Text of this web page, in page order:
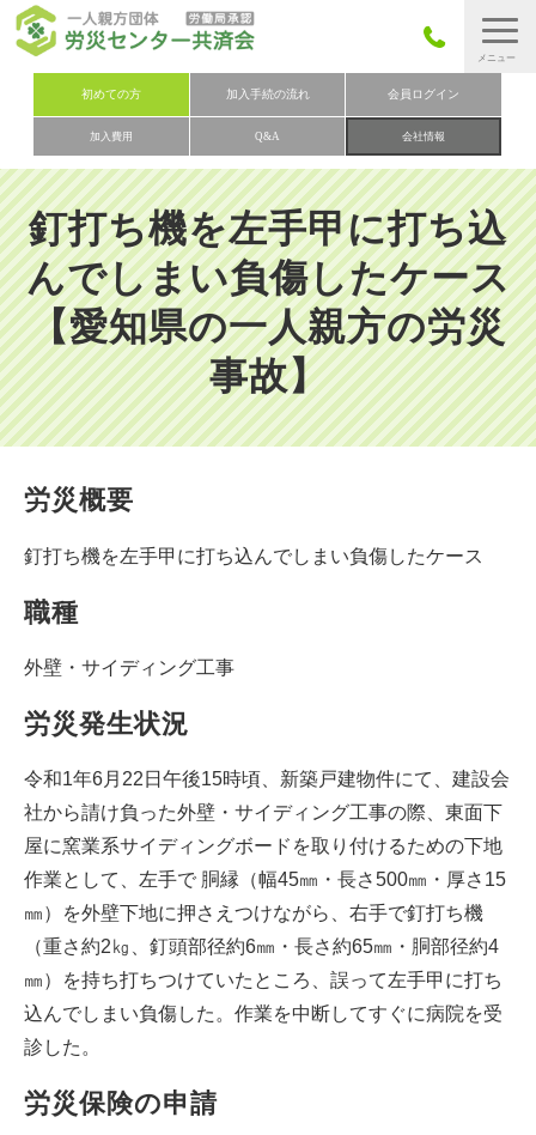
初めての方 加入手続の流れ 会員ログイン
加入費用 Q&A 会社情報
労災保険とは
労災保険の取りまとめ
労災保険加入手続きの流れ
加入費用
加入申込み
会社概要
お問い合わせ
会員メニュー
釘打ち機を左手甲に打ち込
んでしまい負傷したケース
【愛知県の一人親方の労災
事故】
労災概要
釘打ち機を左手甲に打ち込んでしまい負傷したケース
職種
外壁・サイディング工事
労災発生状況
令和1年6月22日午後15時頃、新築戸建物件にて、建設会
社から請け負った外壁・サイディング工事の際、東面下
屋に窯業系サイディングボードを取り付けるための下地
作業として、左手で 胴縁（幅45㎜・長さ500㎜・厚さ15
㎜）を外壁下地に押さえつけながら、右手で釘打ち機
（重さ約2㎏、釘頭部径約6㎜・長さ約65㎜・胴部径約4
㎜）を持ち打ちつけていたところ、誤って左手甲に打ち
込んでしまい負傷した。作業を中断してすぐに病院を受
診した。
労災保険の申請